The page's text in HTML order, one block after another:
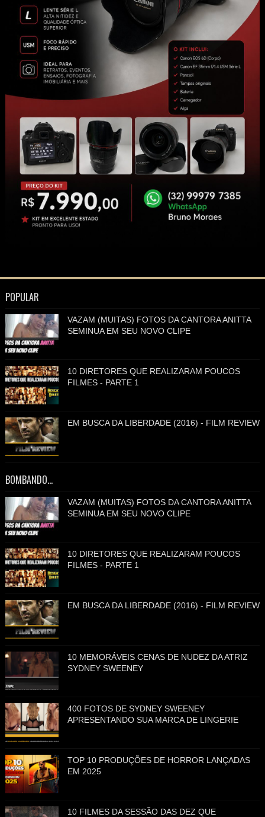
POPULAR
VAZAM (MUITAS) FOTOS DA CANTORA ANITTA
SEMINUA EM SEU NOVO CLIPE
10 DIRETORES QUE REALIZARAM POUCOS
FILMES - PARTE 1
EM BUSCA DA LIBERDADE (2016) - FILM REVIEW
BOMBANDO...
VAZAM (MUITAS) FOTOS DA CANTORA ANITTA
SEMINUA EM SEU NOVO CLIPE
10 DIRETORES QUE REALIZARAM POUCOS
FILMES - PARTE 1
EM BUSCA DA LIBERDADE (2016) - FILM REVIEW
10 MEMORÁVEIS CENAS DE NUDEZ DA ATRIZ
SYDNEY SWEENEY
400 FOTOS DE SYDNEY SWEENEY
APRESENTANDO SUA MARCA DE LINGERIE
TOP 10 PRODUÇÕES DE HORROR LANÇADAS
EM 2025
10 FILMES DA SESSÃO DAS DEZ QUE